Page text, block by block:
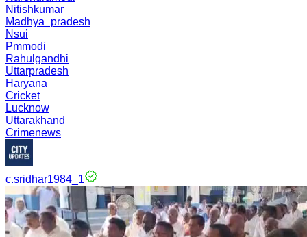
Nitishkumar
Madhya_pradesh
Nsui
Pmmodi
Rahulgandhi
Uttarpradesh
Haryana
Cricket
Lucknow
Uttarakhand
Crimenews
c.sridhar1984_1